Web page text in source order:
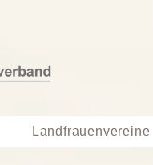
Landfrauenvereine